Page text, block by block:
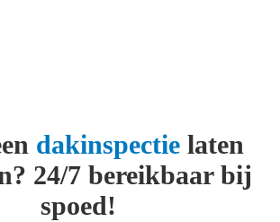
dakinspectie laten
24/7 bereikbaar bij
spoed!